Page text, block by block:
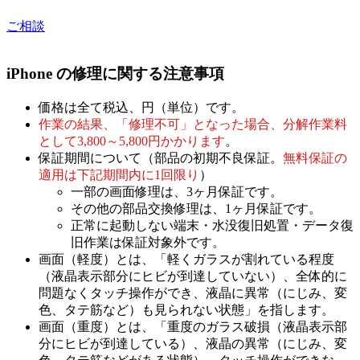
ご相談
iPhone の修理に関する注意事項
価格は全て税込、円（単位）です。
作業の結果、「修理不可」となった場合、分解作業料
として3,800～5,800円かかります。
保証期間について（部品の初期不良保証。 無料保証の
適用は下記期間内に1回限り ）
一部の画面修理は、3ヶ月保証です。
その他の部品交換修理は、1ヶ月保証です。
正常に起動しない端末・水没復旧処置・データ復
旧作業は保証対象外です。
画面（軽度）とは、「軽くガラスが割れている程度
（液晶表示部分にヒビが到達していない）、全体的に
問題なくタッチ操作ができ、液晶に異常（にじみ、変
色、タテ筋など）も見られない状態」を指します。
画面（重度）とは、「重度のガラス破損（液晶表示部
分にヒビが到達している）、液晶の異常（にじみ、変